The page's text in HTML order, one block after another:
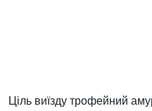
Ціль виїзду трофейний